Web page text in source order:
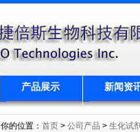
产品展示 新闻资
你的位置： 首页 > 公司产品 > 生化试